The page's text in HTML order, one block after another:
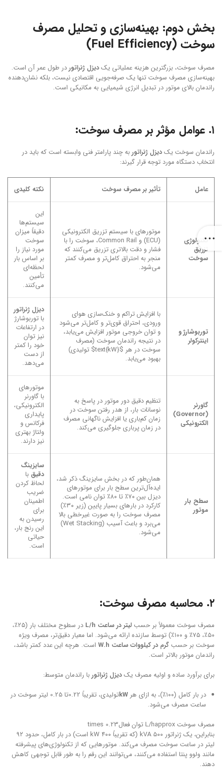
بخش دوم: بهینه‌سازی و تحلیل مصرف
سوخت (Fuel Efficiency)
مصرف سوخت، بزرگترین هزینه عملیاتی یکدیزل ژنراتوردر طول عمر آن است.
بهینه‌سازی مصرف سوخت تنها یک صرفه‌جویی اقتصادی نیست، بلکه نشان‌دهنده
راندمان بالای موتور در تبدیل انرژی شیمیایی به مکانیکی است.
۱. عوامل مؤثر بر مصرف سوخت:
راندمان سوخت یکدیزل ژنراتوربه چند پارامتر فنی وابسته است که باید در
انتخاب دستگاه مورد توجه قرار گیرند:
عامل تأثیر بر مصرف سوخت نکته کلیدی
تکنولوژی
تزریق
سوخت
موتورهای با سیستم تزریق الکترونیکی
(ECU) و Common Rail، سوخت را با
فشار و دقت بالاتری تزریق می‌کنند که
منجر به احتراق کامل‌تر و مصرف کمتر
می‌شود.
این
سیستم‌ها
دقیقاً میزان
سوخت
مورد نیاز را
بر اساس بار
لحظه‌ای
تأمین
می‌کنند.
توربوشارژ و
اینترکولر
با افزایش تراکم و خنک‌سازی هوای
ورودی، احتراق قوی‌تر و کامل‌تر می‌شود
و توان خروجی موتور افزایش می‌یابد،
در نتیجه راندمان سوخت (مصرف
سوخت در هر $text{kW}$ تولیدی)
بهبود می‌یابد.
دیزل ژنراتور
با توربوشارژ
در ارتفاعات
نیز توان
خود را کمتر
از دست
می‌دهد.
گاورنر
(Governor)
الکترونیکی
تنظیم دقیق دور موتور در پاسخ به
نوسانات بار، از هدر رفتن سوخت در
زمان کم‌باری یا افزایش ناگهانی مصرف
در زمان پرباری جلوگیری می‌کند.
موتورهای
با گاورنر
الکترونیکی،
پایداری
فرکانس و
ولتاژ بهتری
نیز دارند.
سطح بار
موتور
همان‌طور که در بخش سایزینگ ذکر شد،
ایده‌آل‌ترین سطح بار برای موتورهای
دیزل بین ۷۰٪ تا ۸۰٪ توان نامی است.
کارکرد در بارهای بسیار پایین (زیر ۳۰٪)
مصرف سوخت را به صورت غیرخطی بالا
می‌برد و باعث آسیب (Wet Stacking)
می‌شود.
سایزینگ
دقیق با
لحاظ کردن
ضریب
اطمینان
برای
رسیدن به
این رنج بار،
حیاتی
است.
۲. محاسبه مصرف سوخت:
مصرف سوخت معمولاً بر حسب لیتر در ساعت L/h
در سطوح مختلف بار (۲۵٪،
۵۰٪، ۷۵٪ و ۱۰۰٪) توسط سازنده ارائه می‌شود. اما معیار دقیق‌تر، مصرف ویژه
سوخت بر حسب گرم در کیلووات ساعت W.h
است. هرچه این عدد کمتر باشد،
راندمان موتور بالاتر است.
برای برآورد ساده و اولیه مصرف یکدیزل ژنراتوربا راندمان متوسط:
در بار کامل (۱۰۰٪)، به ازای هر
kW
تولیدی، تقریباً 0.22تا 0.25 لیتر سوخت در
ساعت مصرف می‌شود.
مصرف سوخت L/happrox توان فعالtimes 0.23
بنابراین، یک ژنراتور ۵۰۰ kVA (که تقریباً ۴۰۰ kW است) در بار کامل، حدود ۹۲
لیتر در ساعت سوخت مصرف می‌کند. موتورهایی که از تکنولوژی‌های پیشرفته
مانند ولوو پنتا استفاده می‌کنند، می‌توانند این رقم را به طور قابل توجهی کاهش
دهند.